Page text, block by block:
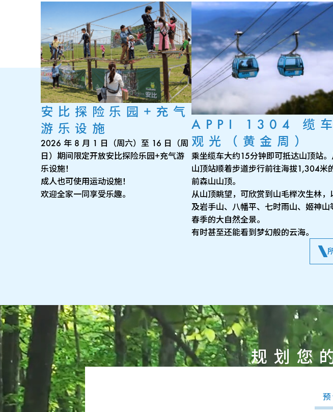
安比探险乐园+充气
游乐设施
2026 年 8 月 1 日（周六）至 16 日（周
日）期间限定开放安比探险乐园+充气游
乐设施！
成人也可使用运动设施！
欢迎全家一同享受乐趣。
APPI 1304 缆车
观光（黄金周）
乘坐缆车大约15分钟即可抵达山顶站。
山顶站顺着步道步行前往海拔1,304米
前森山山顶。
从山顶眺望，可欣赏到山毛榉次生林，
及岩手山、八幡平、七时雨山、姬神山
春季的大自然全景。
有时甚至还能看到梦幻般的云海。
规划您